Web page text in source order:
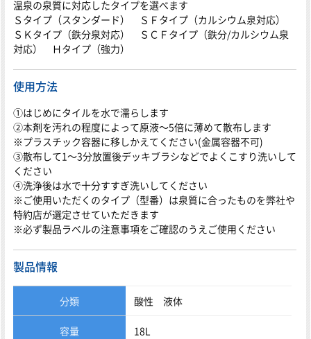
温泉の泉質に対応したタイプを選べます
Ｓタイプ（スタンダード） ＳＦタイプ（カルシウム泉対応）
ＳＫタイプ（鉄分泉対応） ＳＣＦタイプ（鉄分/カルシウム泉
対応） Ｈタイプ（強力）
使用方法
①はじめにタイルを水で濡らします
②本剤を汚れの程度によって原液～5倍に薄めて散布します
※プラスチック容器に移しかえてください(金属容器不可)
③散布して1～3分放置後デッキブラシなどでよくこすり洗いして
ください
④洗浄後は水で十分すすぎ洗いしてください
※ご使用いただくのタイプ（型番）は泉質に合ったものを弊社や
特約店が選定させていただきます
※必ず製品ラベルの注意事項をご確認のうえご使用ください
製品情報
分類 酸性 液体
容量 18L